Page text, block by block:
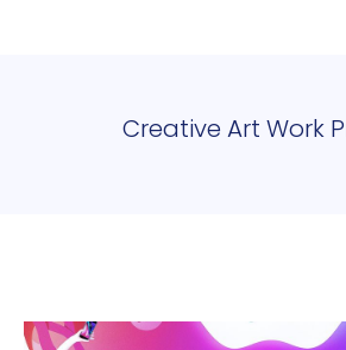
Creative Art Work